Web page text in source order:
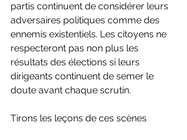
partis continuent de considérer leurs
adversaires politiques comme des
ennemis existentiels. Les citoyens ne
respecteront pas non plus les
résultats des élections si leurs
dirigeants continuent de semer le
doute avant chaque scrutin.
Tirons les leçons de ces scènes